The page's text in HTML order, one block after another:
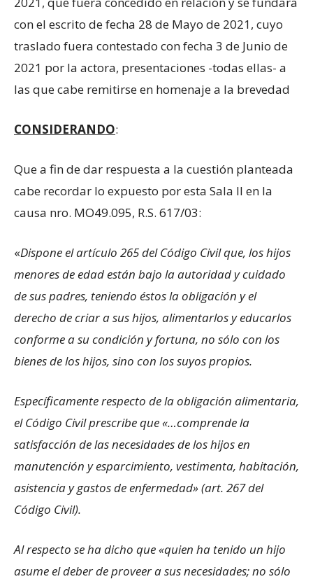
con el escrito de fecha 28 de Mayo de 2021, cuyo
traslado fuera contestado con fecha 3 de Junio de
2021 por la actora, presentaciones -todas ellas- a
las que cabe remitirse en homenaje a la brevedad
CONSIDERANDO:
Que a fin de dar respuesta a la cuestión planteada
cabe recordar lo expuesto por esta Sala II en la
causa nro. MO49.095, R.S. 617/03:
«Dispone el artículo 265 del Código Civil que, los hijos
menores de edad están bajo la autoridad y cuidado
de sus padres, teniendo éstos la obligación y el
derecho de criar a sus hijos, alimentarlos y educarlos
conforme a su condición y fortuna, no sólo con los
bienes de los hijos, sino con los suyos propios.
Específicamente respecto de la obligación alimentaria,
el Código Civil prescribe que «…comprende la
satisfacción de las necesidades de los hijos en
manutención y esparcimiento, vestimenta, habitación,
asistencia y gastos de enfermedad» (art. 267 del
Código Civil).
Al respecto se ha dicho que «quien ha tenido un hijo
asume el deber de proveer a sus necesidades; no sólo